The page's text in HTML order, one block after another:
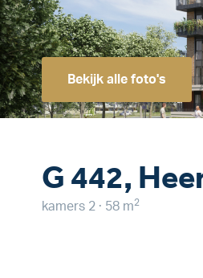
Bekijk alle foto's
G 442,
kamers 2 · 58 m2